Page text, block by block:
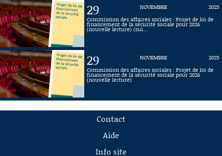
29 NOVEMBRE
2025
Commission des affaires sociales : Projet de loi de
financement de la sécurité sociale pour 2026
(nouvelle lecture) (sui...
29 NOVEMBRE
2025
Commission des affaires sociales : Projet de loi de
financement de la sécurité sociale pour 2026
(nouvelle lecture)
Contact
Aide
Info site